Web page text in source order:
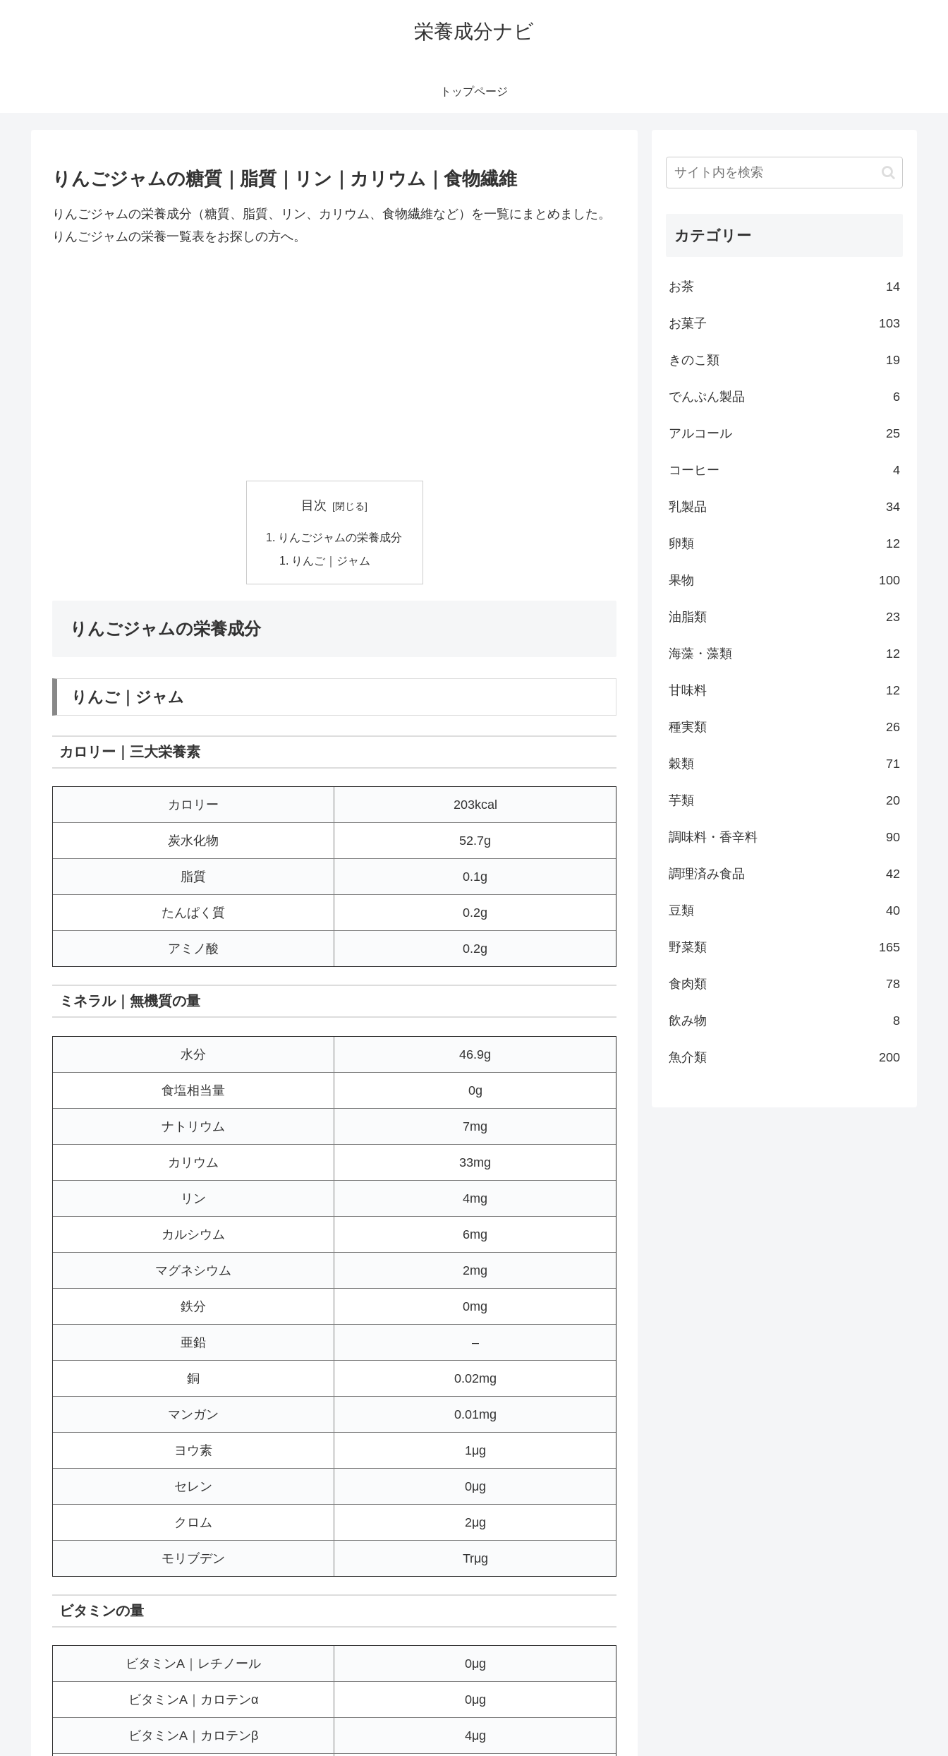
栄養成分ナビ
トップページ
りんごジャムの糖質｜脂質｜リン｜カリウム｜食物繊維
りんごジャムの栄養成分（糖質、脂質、リン、カリウム、食物繊維など）を一覧にまとめました。
りんごジャムの栄養一覧表をお探しの方へ。
目次
りんごジャムの栄養成分
りんご｜ジャム
りんごジャムの栄養成分
りんご｜ジャム
カロリー｜三大栄養素
カロリー 203kcal
炭水化物 52.7g
脂質 0.1g
たんぱく質 0.2g
アミノ酸 0.2g
ミネラル｜無機質の量
水分 46.9g
食塩相当量 0g
ナトリウム 7mg
カリウム 33mg
リン 4mg
カルシウム 6mg
マグネシウム 2mg
鉄分 0mg
亜鉛 –
銅 0.02mg
マンガン 0.01mg
ヨウ素 1μg
セレン 0μg
クロム 2μg
モリブデン Trμg
ビタミンの量
ビタミンA｜レチノール 0μg
ビタミンA｜カロテンα 0μg
ビタミンA｜カロテンβ 4μg
カテゴリー
お茶 14
お菓子 103
きのこ類 19
でんぷん製品 6
アルコール 25
コーヒー 4
乳製品 34
卵類 12
果物 100
油脂類 23
海藻・藻類 12
甘味料 12
種実類 26
穀類 71
芋類 20
調味料・香辛料 90
調理済み食品 42
豆類 40
野菜類 165
食肉類 78
飲み物 8
魚介類 200